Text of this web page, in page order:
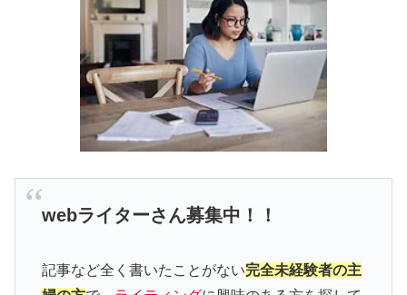
webライターさん募集中！！
記事など全く書いたことがない完全未経験者の主